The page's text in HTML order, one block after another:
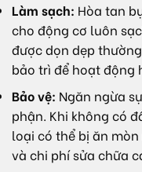
Làm sạch: Hòa tan
cho động cơ luôn
được dọn dẹp
bảo trì để hoạt động
Bảo vệ: Ngăn ngừa
phận. Khi không có
loại có thể bị ăn
và chi phí sửa chữa